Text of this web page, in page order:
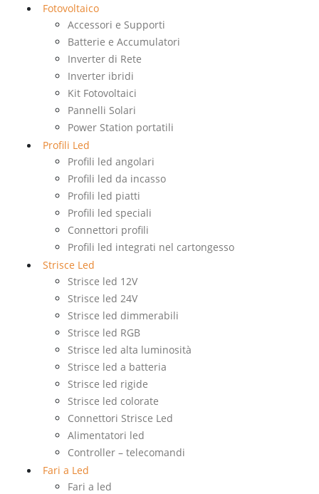
Fotovoltaico
Accessori e Supporti
Batterie e Accumulatori
Inverter di Rete
Inverter ibridi
Kit Fotovoltaici
Pannelli Solari
Power Station portatili
Profili Led
Profili led angolari
Profili led da incasso
Profili led piatti
Profili led speciali
Connettori profili
Profili led integrati nel cartongesso
Strisce Led
Strisce led 12V
Strisce led 24V
Strisce led dimmerabili
Strisce led RGB
Strisce led alta luminosità
Strisce led a batteria
Strisce led rigide
Strisce led colorate
Connettori Strisce Led
Alimentatori led
Controller – telecomandi
Fari a Led
Fari a led